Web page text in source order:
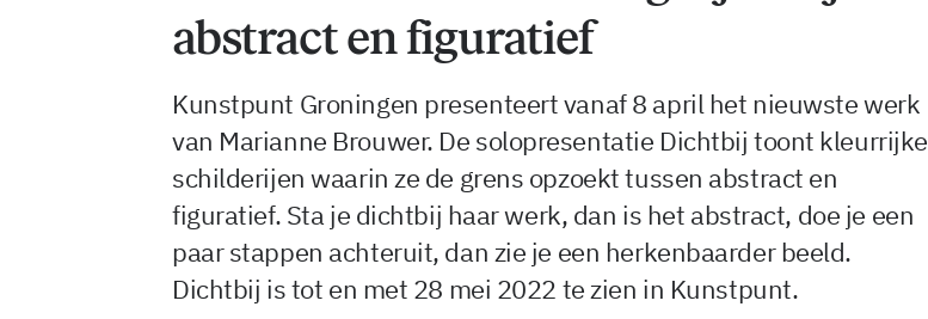
abstract en figuratief
Kunstpunt Groningen presenteert vanaf 8 april het nieuwste werk
van Marianne Brouwer. De solopresentatie Dichtbij toont kleurrijke
schilderijen waarin ze de grens opzoekt tussen abstract en
figuratief. Sta je dichtbij haar werk, dan is het abstract, doe je een
paar stappen achteruit, dan zie je een herkenbaarder beeld.
Dichtbij is tot en met 28 mei 2022 te zien in Kunstpunt.